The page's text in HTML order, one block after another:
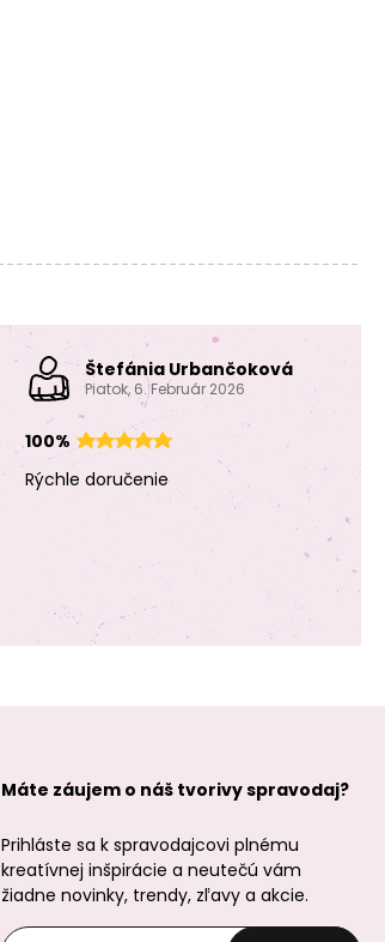
Macramé priadza
stáčaná 3mm
130m natural
Manumi
Macramé priadza
stáčaná 3mm
260m natural
Manumi
Štefánia Urbančoková
Piatok, 6. Február 2026
100%
Rýchle doručenie
Máte záujem o náš tvorivy spravodaj?
Prihláste sa k spravodajcovi plnému
kreatívnej inšpirácie a neutečú vám
žiadne novinky, trendy, zľavy a akcie.